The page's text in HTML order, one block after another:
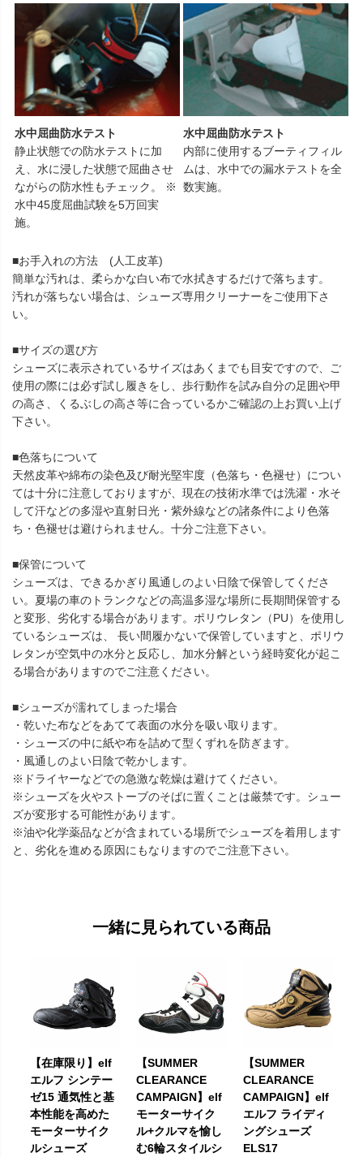
水中屈曲防水テスト
静止状態での防水テストに加
え、水に浸した状態で屈曲させ
ながらの防水性もチェック。 ※
水中45度屈曲試験を5万回実
施。
水中屈曲防水テスト
内部に使用するブーティフィル
ムは、水中での漏水テストを全
数実施。
■お手入れの方法 (人工皮革)
簡単な汚れは、柔らかな白い布で水拭きするだけで落ちます。
汚れが落ちない場合は、シューズ専用クリーナーをご使用下さ
い。
■サイズの選び方
シューズに表示されているサイズはあくまでも目安ですので、ご
使用の際には必ず試し履きをし、歩行動作を試み自分の足囲や甲
の高さ、くるぶしの高さ等に合っているかご確認の上お買い上げ
下さい。
■色落ちについて
天然皮革や綿布の染色及び耐光堅牢度（色落ち・色褪せ）につい
ては十分に注意しておりますが、現在の技術水準では洗濯・水そ
して汗などの多湿や直射日光・紫外線などの諸条件により色落
ち・色褪せは避けられません。十分ご注意下さい。
■保管について
シューズは、できるかぎり風通しのよい日陰で保管してくださ
い。夏場の車のトランクなどの高温多湿な場所に長期間保管する
と変形、劣化する場合があります。ポリウレタン（PU）を使用し
ているシューズは、 長い間履かないで保管していますと、ポリウ
レタンが空気中の水分と反応し、加水分解という経時変化が起こ
る場合がありますのでご注意ください。
■シューズが濡れてしまった場合
・乾いた布などをあてて表面の水分を吸い取ります。
・シューズの中に紙や布を詰めて型くずれを防ぎます。
・風通しのよい日陰で乾かします。
※ドライヤーなどでの急激な乾燥は避けてください。
※シューズを火やストーブのそばに置くことは厳禁です。シュー
ズが変形する可能性があります。
※油や化学薬品などが含まれている場所でシューズを着用します
と、劣化を進める原因にもなりますのでご注意下さい。
一緒に見られている商品
【在庫限り】elf
エルフ シンテー
ゼ15 通気性と基
本性能を高めた
モーターサイク
ルシューズ
【SUMMER
CLEARANCE
CAMPAIGN】elf
モーターサイク
ル+クルマを愉し
む6輪スタイルシ
【SUMMER
CLEARANCE
CAMPAIGN】elf
エルフ ライディ
ングシューズ
ELS17